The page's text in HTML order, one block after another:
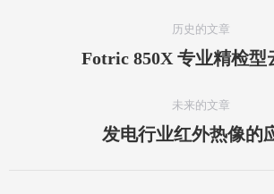
历史的文章
历
的
文
Fotric 850X 专业精检型
未来的文章
未
发电行业红外热像的